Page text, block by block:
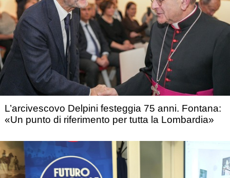
L’arcivescovo Delpini festeggia 75 anni. Fontana:
«Un punto di riferimento per tutta la Lombardia»